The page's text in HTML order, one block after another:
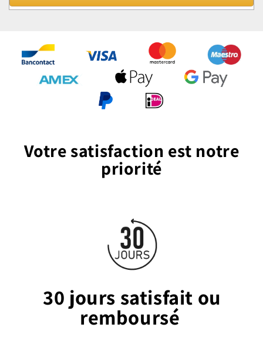
Votre satisfaction est notre
priorité
30 jours satisfait ou
remboursé